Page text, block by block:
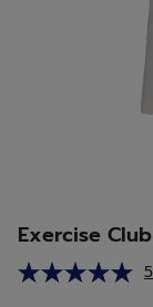
Exercise